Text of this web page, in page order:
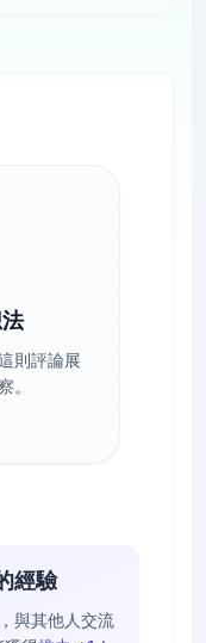
則評論展
。
經驗
與其他人交流